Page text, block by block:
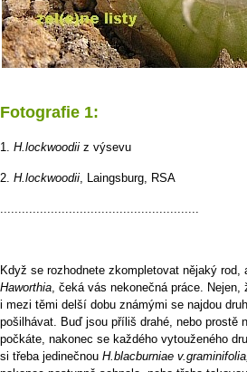
Fotografie 1:
1. H.lockwoodii z výsevu
2. H.lockwoodii, Laingsburg, RSA
.......................................................
Když se rozhodnete zkompletovat nějaký
Haworthia, čeká vás nekonečná práce.
i mezi těmi delší dobu známými se najdou
pošilhávat. Buď jsou příliš drahé, nebo prostě
počkáte, nakonec se každého vytouženého
si třeba jedinečnou H.blacburniae